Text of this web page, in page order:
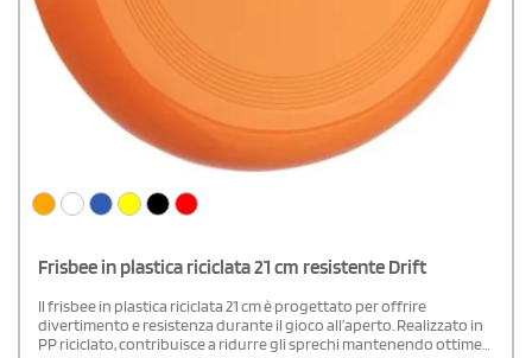
Frisbee in plastica riciclata 21 cm resistente Drift
Il frisbee in plastica riciclata 21 cm è progettato per offrire
divertimento e resistenza durante il gioco all’aperto. Realizzato in
PP riciclato, contribuisce a ridurre gli sprechi mantenendo ottime